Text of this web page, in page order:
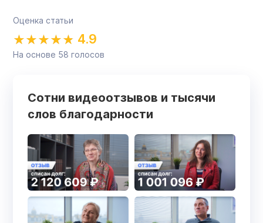
Оценка статьи
4.9
На основе 58 голосов
Сотни видеоотзывов и тысячи
слов благодарности